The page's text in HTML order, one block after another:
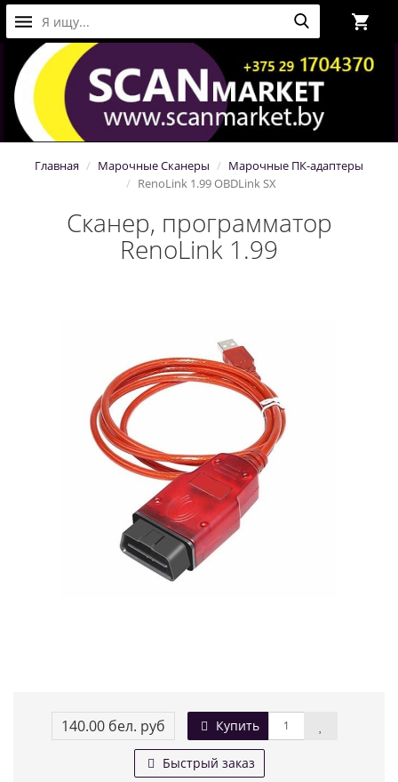
Главная Марочные Сканеры
Марочные ПК-адаптеры
RenoLink 1.99 OBDLink SX
Сканер, программатор
RenoLink 1.99
140.00 бел. руб Купить
Быстрый заказ